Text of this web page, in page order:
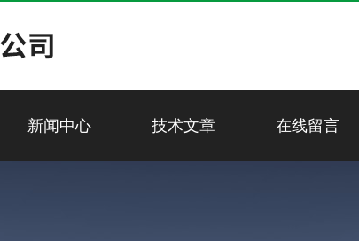
新闻中心 技术文章 在线留言